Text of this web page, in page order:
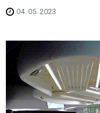
04. 05. 2023